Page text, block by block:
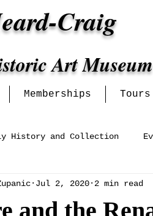
Craig
Art
Memberships Tours
History and Collection
Mckinney Women's Clubs and
and the
Jul 2, 2020 2 min read